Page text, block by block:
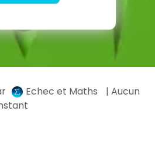
Echec et Maths
| Aucun